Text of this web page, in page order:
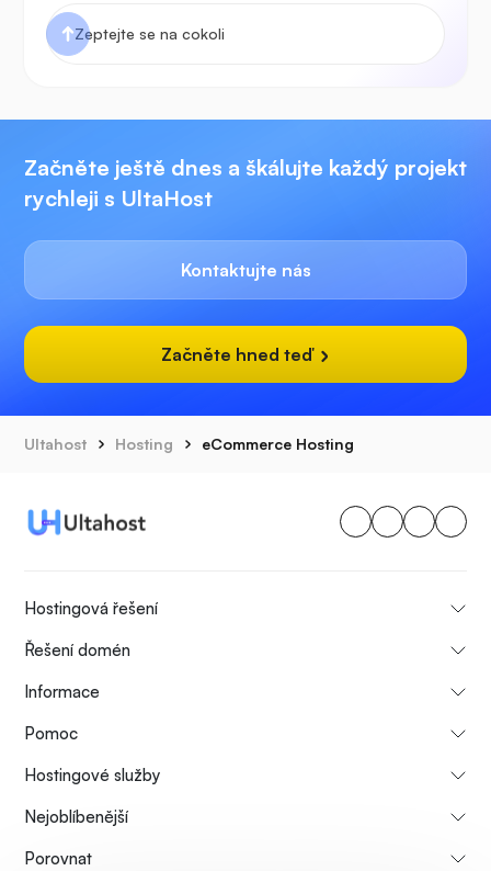
Začněte ještě dnes a škálujte každý projekt
rychleji s UltaHost
Kontaktujte nás
Začněte hned teď
Ultahost Hosting eCommerce Hosting
Hostingová řešení
Řešení domén
Informace
Pomoc
Hostingové služby
Nejoblíbenější
Porovnat